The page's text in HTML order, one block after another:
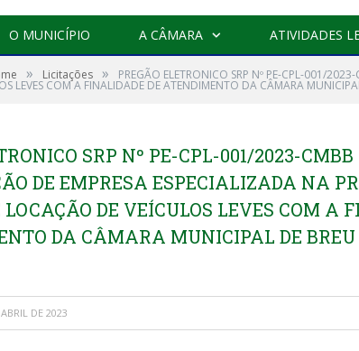
O MUNICÍPIO A CÂMARA ATIVIDADES
» Licitações » PREGÃO ELETRONICO SRP Nº PE-CPL-001/
LEVES COM A FINALIDADE DE ATENDIMENTO DA CÂMARA
SRP Nº PE-CPL-001/2023-CMBB
DE EMPRESA ESPECIALIZADA NA
LOCAÇÃO DE VEÍCULOS LEVES COM A
DA CÂMARA MUNICIPAL DE
DE 2023